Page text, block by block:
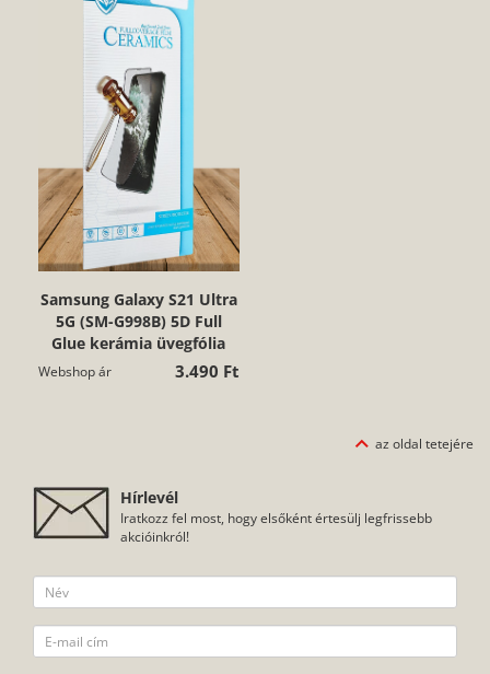
Samsung Galaxy S21 Ultra
5G (SM-G998B) 5D Full
Glue kerámia üvegfólia
Webshop ár 3.490 Ft
az oldal tetejére
Hírlevél
Iratkozz fel most, hogy elsőként értesülj legfrissebb
akcióinkról!